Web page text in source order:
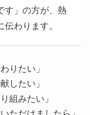
す」の方が、熱
わります。
りたい」
したい」
組みたい」